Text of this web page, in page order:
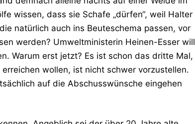
wissen, dass sie Schafe „dürfen“, weil Halter
natürlich auch ins Beuteschema passen, vor
werden? Umweltministerin Heinen-Esser will
Warum erst jetzt? Es ist schon das dritte Mal,
wollen, ist nicht schwer vorzustellen.
auf die Abschusswünsche eingehen